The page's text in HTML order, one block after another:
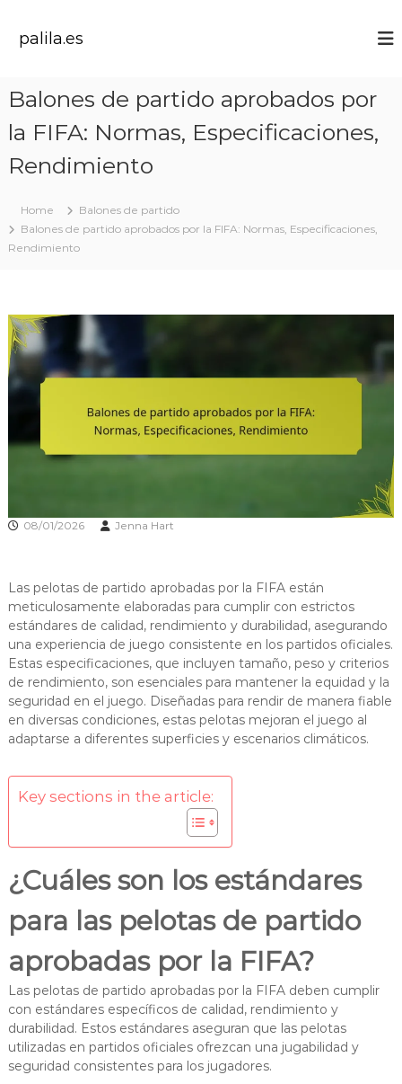
palila.es
Balones de partido aprobados por
la FIFA: Normas, Especificaciones,
Rendimiento
Home
Balones de partido
Balones de partido aprobados por la FIFA: Normas, Especificaciones,
Rendimiento
08/01/2026 Jenna Hart
Las pelotas de partido aprobadas por la FIFA están
meticulosamente elaboradas para cumplir con estrictos
estándares de calidad, rendimiento y durabilidad, asegurando
una experiencia de juego consistente en los partidos oficiales.
Estas especificaciones, que incluyen tamaño, peso y criterios
de rendimiento, son esenciales para mantener la equidad y la
seguridad en el juego. Diseñadas para rendir de manera fiable
en diversas condiciones, estas pelotas mejoran el juego al
adaptarse a diferentes superficies y escenarios climáticos.
Key sections in the article:
¿Cuáles son los estándares
para las pelotas de partido
aprobadas por la FIFA?
Las pelotas de partido aprobadas por la FIFA deben cumplir
con estándares específicos de calidad, rendimiento y
durabilidad. Estos estándares aseguran que las pelotas
utilizadas en partidos oficiales ofrezcan una jugabilidad y
seguridad consistentes para los jugadores.